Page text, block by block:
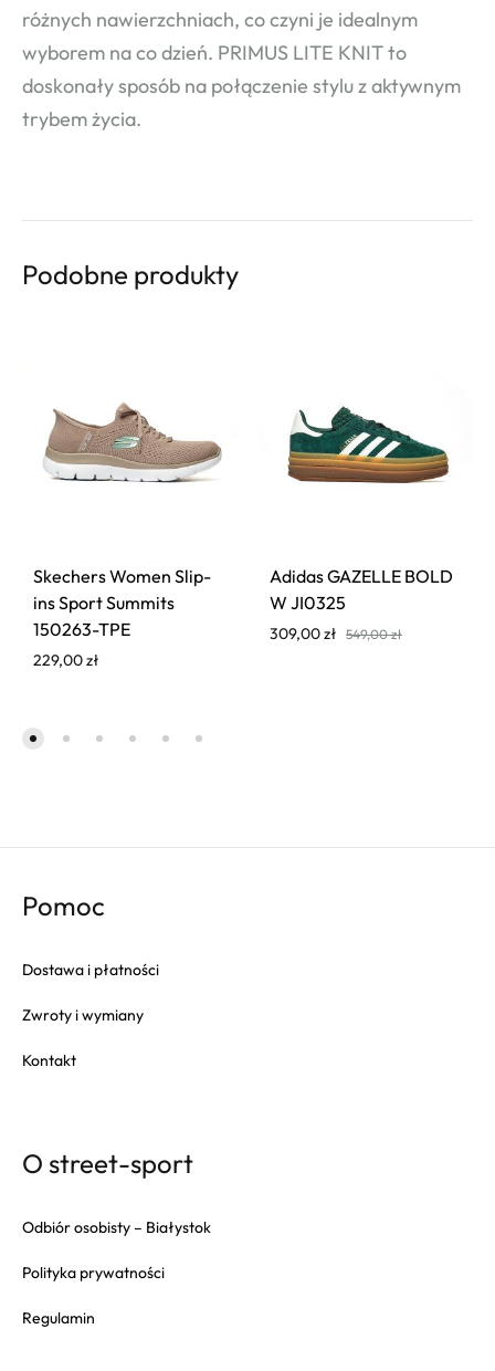
różnych nawierzchniach, co czyni je idealnym
wyborem na co dzień. PRIMUS LITE KNIT to
doskonały sposób na połączenie stylu z aktywnym
trybem życia.
Podobne produkty
Skechers Women Slip-
ins Sport Summits
150263-TPE
229,00zł
Adidas GAZELLE BOLD
W JI0325
309,00zł 549,00zł
Pomoc
Dostawa i płatności
Zwroty i wymiany
Kontakt
O street-sport
Odbiór osobisty – Białystok
Polityka prywatności
Regulamin